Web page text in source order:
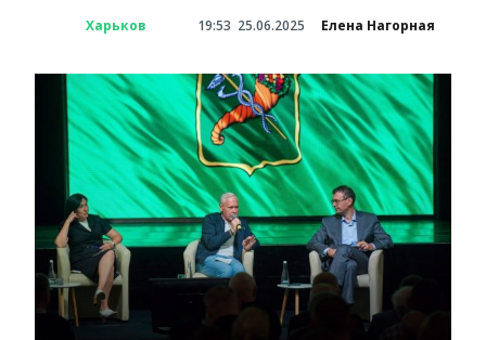
Харьков 19:53 25.06.2025 Елена Нагорная